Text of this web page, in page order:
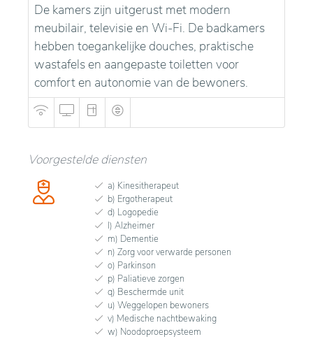
De kamers zijn uitgerust met modern
meubilair, televisie en Wi-Fi. De badkamers
hebben toegankelijke douches, praktische
wastafels en aangepaste toiletten voor
comfort en autonomie van de bewoners.
Voorgestelde diensten
a) Kinesitherapeut
b) Ergotherapeut
d) Logopedie
l) Alzheimer
m) Dementie
n) Zorg voor verwarde personen
o) Parkinson
p) Paliatieve zorgen
q) Beschermde unit
u) Weggelopen bewoners
v) Medische nachtbewaking
w) Noodoproepsysteem